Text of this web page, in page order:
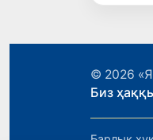
© 2026
Биз